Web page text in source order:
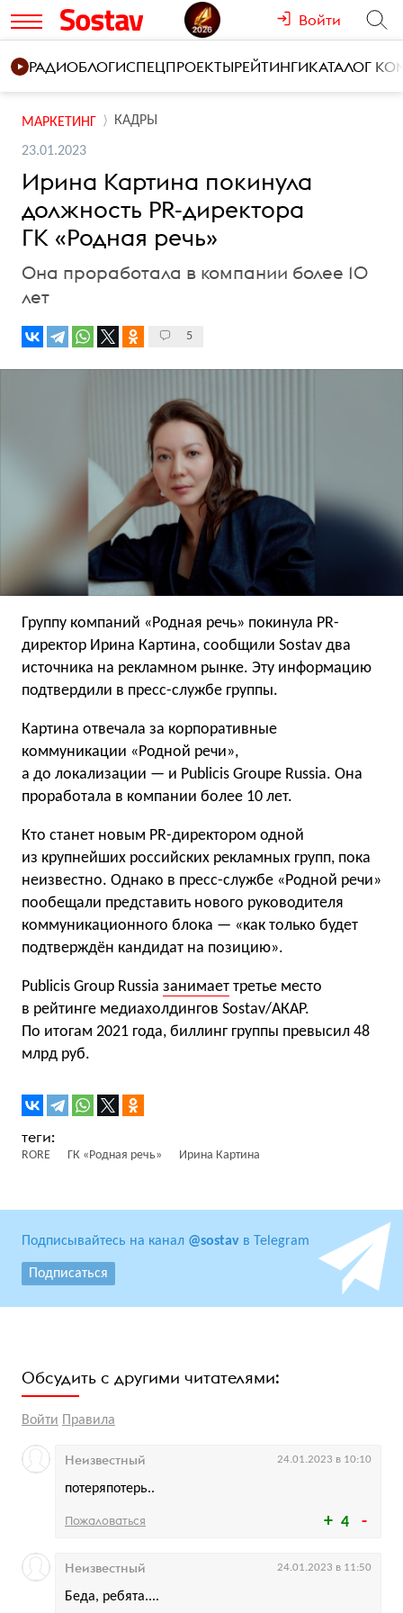
Войти
РАДИОБЛОГИСПЕЦПРОЕКТЫРЕЙТИНГИКАТАЛОГ
МАРКЕТИНГ КАДРЫ
23.01.2023
Ирина Картина покинула
должность PR-директора
ГК «Родная речь»
Она проработала в компании более 10
лет
5
Группу компаний «Родная речь» покинула PR-
директор Ирина Картина, сообщили Sostav два
источника на рекламном рынке. Эту информацию
подтвердили в пресс-службе группы.
Картина отвечала за корпоративные
коммуникации «Родной речи»,
а до локализации — и Publicis Groupe Russia. Она
проработала в компании более 10 лет.
Кто станет новым PR-директором одной
из крупнейших российских рекламных групп, пока
неизвестно. Однако в пресс-службе «Родной речи»
пообещали представить нового руководителя
коммуникационного блока — «как только будет
подтверждён кандидат на позицию».
Publicis Group Russia занимает третье место
в рейтинге медиахолдингов Sostav/АКАР.
По итогам 2021 года, биллинг группы превысил 48
млрд руб.
RORE ГК «Родная речь» Ирина Картина
Подписывайтесь на канал @sostav в Telegram
Подписаться
Обсудить с другими читателями:
Войти Правила
4
потеряпотерь..
Неизвестный 24.01.2023 в 10:10
Пожаловаться
Беда, ребята....
Неизвестный 24.01.2023 в 11:50